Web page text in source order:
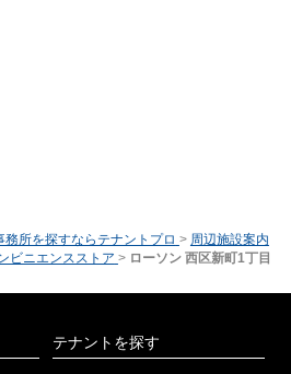
務所を探すならテナントプロ > 周辺施設案内
ビニエンスストア > ローソン 西区新町1丁目
テナントを探す